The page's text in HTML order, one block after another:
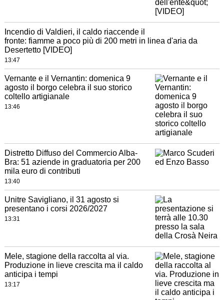
Incendio di Valdieri, il caldo riaccende il
fronte: fiamme a poco più di 200 metri in linea d'aria da
Desertetto [VIDEO]
13:47
Vernante e il Vernantin: domenica 9
agosto il borgo celebra il suo storico
coltello artigianale
13:46
Distretto Diffuso del Commercio Alba-
Bra: 51 aziende in graduatoria per 200
mila euro di contributi
13:40
Unitre Savigliano, il 31 agosto si
presentano i corsi 2026/2027
13:31
Mele, stagione della raccolta al via.
Produzione in lieve crescita ma il caldo
anticipa i tempi
13:17